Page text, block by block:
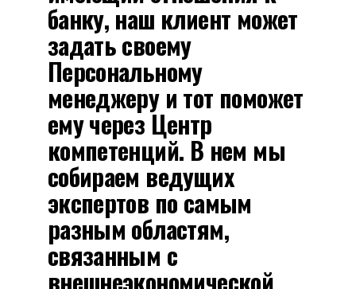
банку, наш клиент может
задать своему
Персональному
менеджеру и тот поможет
ему через Центр
компетенций. В нем мы
собираем ведущих
экспертов по самым
разным областям,
связанным с
внешнеэкономической